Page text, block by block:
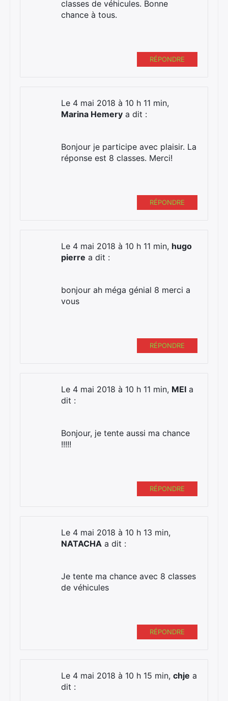
classes de véhicules. Bonne
chance à tous.
RÉPONDRE
Le 4 mai 2018 à 10 h 11 min,
Marina Hemery a dit :
Bonjour je participe avec plaisir. La
réponse est 8 classes. Merci!
RÉPONDRE
Le 4 mai 2018 à 10 h 11 min, hugo
pierre a dit :
bonjour ah méga génial 8 merci a
vous
RÉPONDRE
Le 4 mai 2018 à 10 h 11 min, MEI a
dit :
Bonjour, je tente aussi ma chance
!!!!!
RÉPONDRE
Le 4 mai 2018 à 10 h 13 min,
NATACHA a dit :
Je tente ma chance avec 8 classes
de véhicules
RÉPONDRE
Le 4 mai 2018 à 10 h 15 min, chje a
dit :